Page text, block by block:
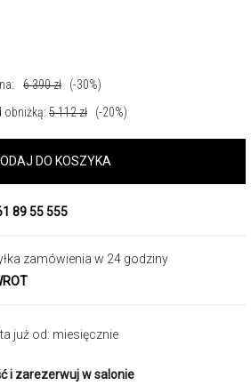
6 390zł
(-30%)
obniżką: 5 112zł (-20%)
DO KOSZYKA
89 55 555
zamówienia w 24 godziny
już od: miesięcznie
i zarezerwuj w salonie